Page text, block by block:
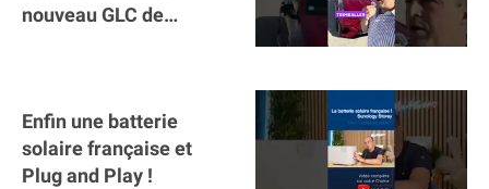
nouveau GLC de
Enfin une batterie
solaire française et
Plug and Play !